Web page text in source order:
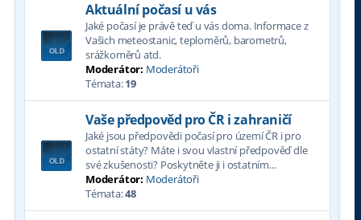
Aktuální počasí u vás
Jaké počasí je právě teď u vás doma. Informace z
Vašich meteostanic, teploměrů, barometrů,
srážkoměrů atd.
Moderátor: Moderátoři
Témata:19
Vaše předpověd pro ČR i zahraničí
Jaké jsou předpovědi počasí pro území ČR i pro
ostatní státy? Máte i svou vlastní předpověď dle
své zkušenosti? Poskytněte ji i ostatním...
Moderátor: Moderátoři
Témata:48